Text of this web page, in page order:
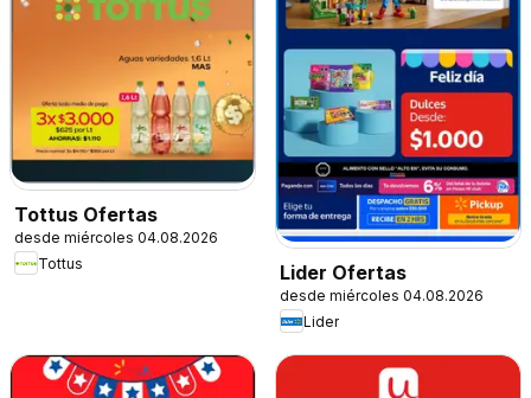
Tottus Ofertas
desde miércoles 04.08.2026
Tottus
Lider Ofertas
desde miércoles 04.08.2026
Lider